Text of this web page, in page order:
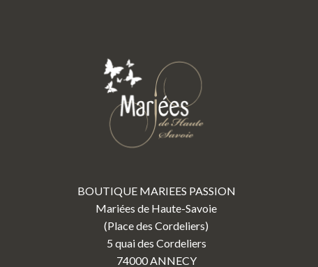
BOUTIQUE MARIEES PASSION
Mariées de Haute-Savoie
(Place des Cordeliers)
5 quai des Cordeliers
74000 ANNECY